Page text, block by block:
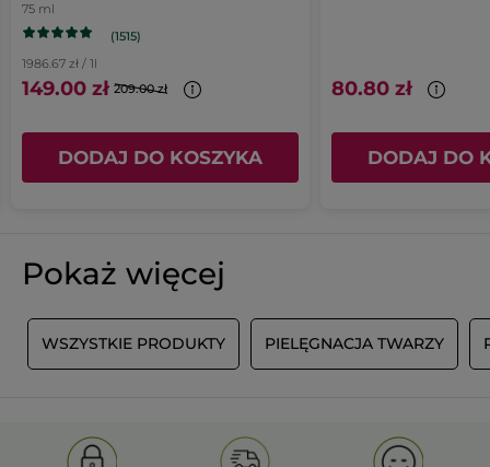
75 ml
(1515)
1986.67 zł / 1l
149.00 zł 209.00 zł
DODAJ DO KOSZYKA
80.80 zł
DODAJ DO
Pokaż więcej
WSZYSTKIE PRODUKTY PIELĘGNACJA TWARZY